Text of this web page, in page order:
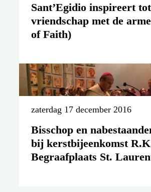
Sant’Egidio inspireert tot
vriendschap met de
of Faith)
zaterdag 17 december 2016
Bisschop en
bij kerstbijeenkomst
Begraafplaats St.